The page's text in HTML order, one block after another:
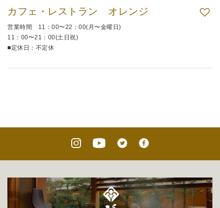
カフェ・レストラン オレンジ
営業時間 11：00〜22：00(月〜金曜日)
11：00〜21：00(土日祝)
■定休日：不定休